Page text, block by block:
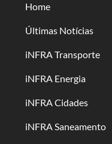
Home
Últimas Notícias
iNFRA Transporte
iNFRA Energia
iNFRA Cidades
iNFRA Saneamento